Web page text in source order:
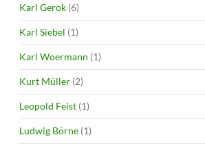
Karl Gerok (6)
Karl Siebel (1)
Karl Woermann (1)
Kurt Müller (2)
Leopold Feist (1)
Ludwig Börne (1)